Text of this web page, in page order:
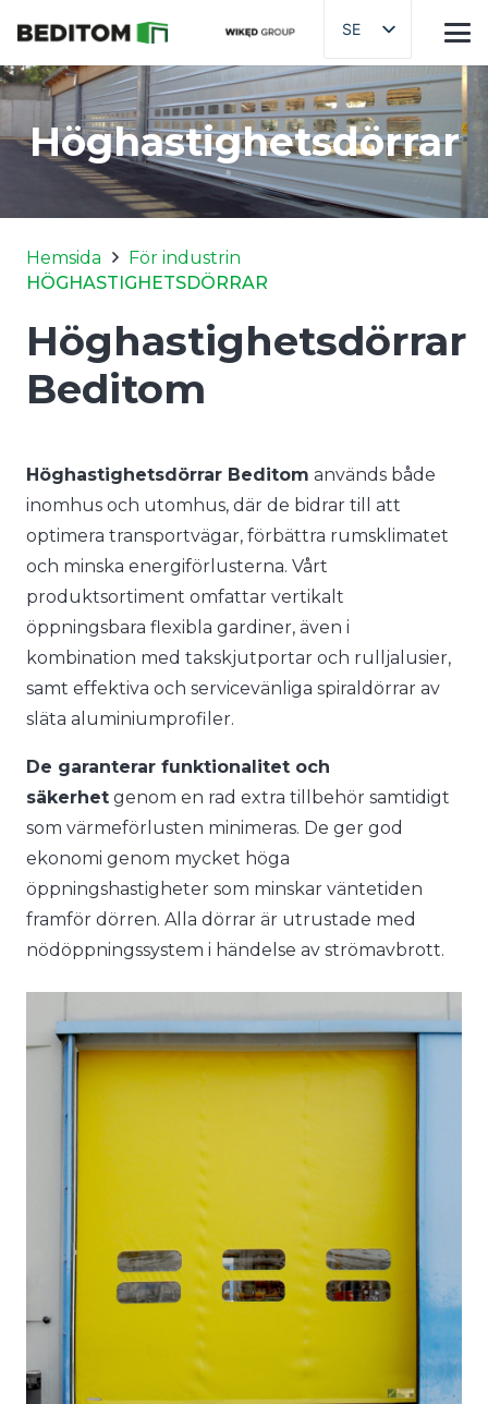
SE
Höghastighetsdörrar
Hemsida
För industrin
HÖGHASTIGHETSDÖRRAR
Höghastighetsdörrar
Beditom
Höghastighetsdörrar Beditom används både
inomhus och utomhus, där de bidrar till att
optimera transportvägar, förbättra rumsklimatet
och minska energiförlusterna. Vårt
produktsortiment omfattar vertikalt
öppningsbara flexibla gardiner, även i
kombination med takskjutportar och rulljalusier,
samt effektiva och servicevänliga spiraldörrar av
släta aluminiumprofiler.
De garanterar funktionalitet och
säkerhet genom en rad extra tillbehör samtidigt
som värmeförlusten minimeras. De ger god
ekonomi genom mycket höga
öppningshastigheter som minskar väntetiden
framför dörren. Alla dörrar är utrustade med
nödöppningssystem i händelse av strömavbrott.